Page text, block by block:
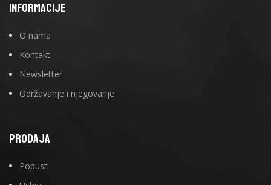
INFORMACIJE
O nama
Kontakt
Newsletter
Održavanje i njegovanje
PRODAJA
Popusti